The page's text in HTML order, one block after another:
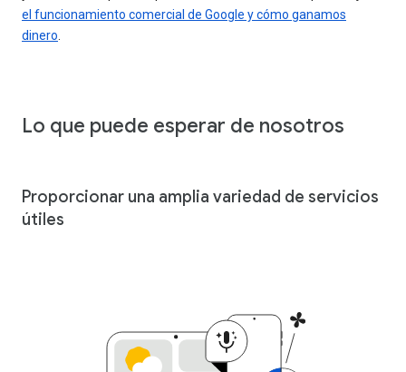
el funcionamiento comercial de Google y cómo ganamos
dinero
Lo que puede esperar de nosotros
Proporcionar una amplia variedad de servicios
útiles